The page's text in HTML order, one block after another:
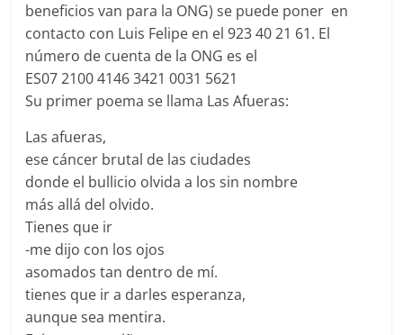
beneficios van para la ONG) se puede poner en
contacto con Luis Felipe en el 923 40 21 61. El
número de cuenta de la ONG es el
ES07 2100 4146 3421 0031 5621
Su primer poema se llama Las Afueras:
Las afueras,
ese cáncer brutal de las ciudades
donde el bullicio olvida a los sin nombre
más allá del olvido.
Tienes que ir
-me dijo con los ojos
asomados tan dentro de mí.
tienes que ir a darles esperanza,
aunque sea mentira.